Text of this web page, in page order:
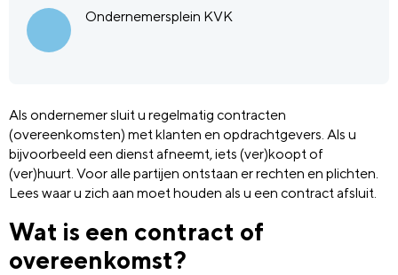
Ondernemersplein KVK
Als ondernemer sluit u regelmatig contracten
(overeenkomsten) met klanten en opdrachtgevers. Als u
bijvoorbeeld een dienst afneemt, iets (ver)koopt of
(ver)huurt. Voor alle partijen ontstaan er rechten en plichten.
Lees waar u zich aan moet houden als u een contract afsluit.
Wat is een contract of
overeenkomst?